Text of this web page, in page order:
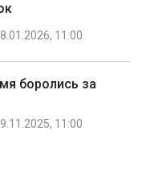
11:00
боролись за
11:00